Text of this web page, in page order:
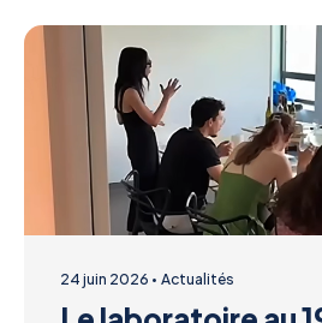
24 juin 2026 Actualités